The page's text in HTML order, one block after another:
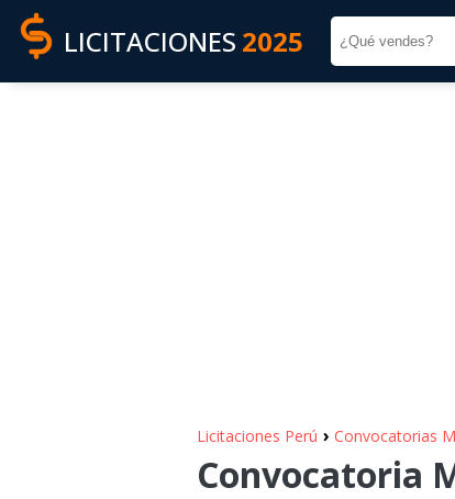
LICITACIONES 2025
Licitaciones Perú › Convocatorias
Convocatoria